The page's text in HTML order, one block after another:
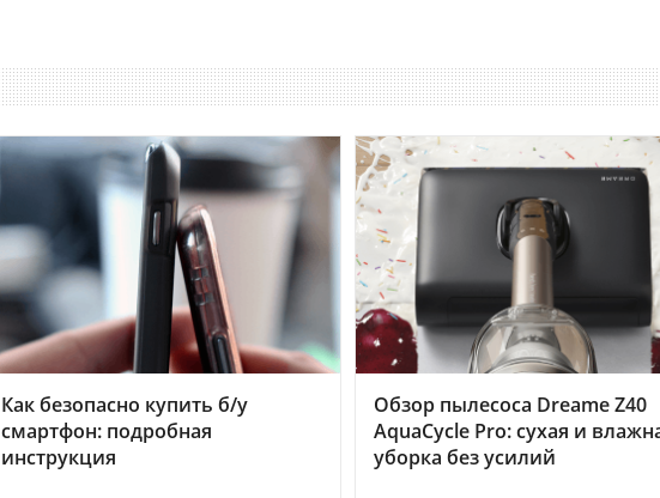
Как безопасно купить б/у
смартфон: подробная
инструкция
Обзор пылесоса Dreame Z40
AquaCycle Pro: сухая и
уборка без усилий